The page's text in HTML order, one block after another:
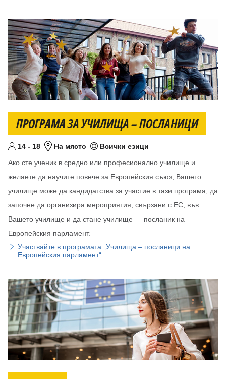
ПРОГРАМА ЗА УЧИЛИЩА – ПОСЛАНИЦИ
Целева възраст
От
14 - До
18години
Местоположение
На място Език/езици
Всички езици
Ако сте ученик в средно или професионално училище и
желаете да научите повече за Европейския съюз, Вашето
училище може да кандидатства за участие в тази програма, да
започне да организира мероприятия, свързани с ЕС, във
Вашето училище и да стане училище — посланик на
Европейския парламент.
Участвайте в програмата „Училища – посланици на
Европейския парламент“